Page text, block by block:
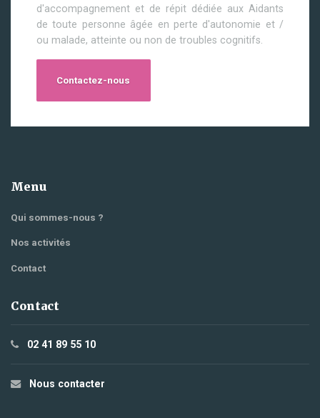
d'accompagnement et de répit dédiée aux Aidants
de toute personne âgée en perte d'autonomie et /
ou malade, atteinte ou non de troubles cognitifs.
Contactez-nous
Menu
Qui sommes-nous ?
Nos activités
Contact
Contact
02 41 89 55 10
Nous contacter